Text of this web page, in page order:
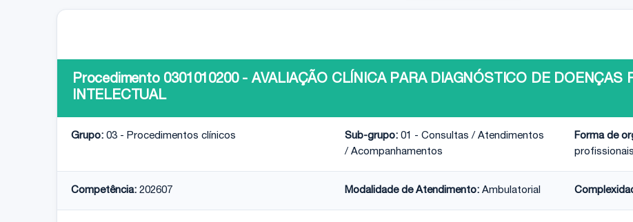
Procedimento 0301010200 - AVALIAÇÃO CLÍNICA PARA DIAGNÓSTICO DE DOENÇAS
INTELECTUAL
Grupo: 03 - Procedimentos clínicos Sub-grupo: 01 - Consultas / Atendimentos
/ Acompanhamentos
Forma de
Competência: 202607 Modalidade de Atendimento: Ambulatorial